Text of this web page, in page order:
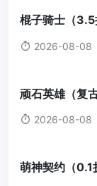
棍子骑士（
屏传奇）
2026-08-08
顽石英雄（复
2026-08-08
萌神契约（0.1